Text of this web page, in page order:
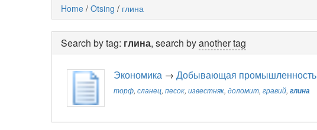
Home / Otsing / глина
Search by tag: глина, search byanother tag
Экономика → Добывающая промышленность
торф, сланец, песок, известняк, доломит, гравий, глина